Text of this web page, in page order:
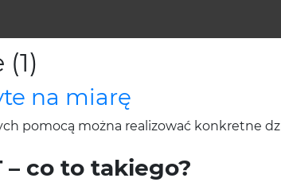
na miarę
pomocą można realizować konkretne
co to takiego?